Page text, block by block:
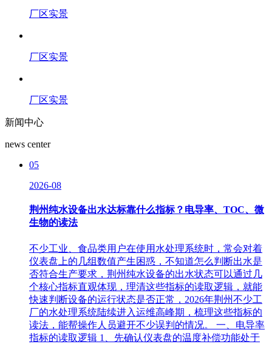
厂区实景
厂区实景
厂区实景
新闻中心
news center
05
2026-08
荆州纯水设备出水达标靠什么指标？电导率、TOC、微
生物的读法
不少工业、食品类用户在使用水处理系统时，常会对着
仪表盘上的几组数值产生困惑，不知道怎么判断出水是
否符合生产要求，荆州纯水设备的出水状态可以通过几
个核心指标直观体现，理清这些指标的读取逻辑，就能
快速判断设备的运行状态是否正常，2026年荆州不少工
厂的水处理系统陆续进入运维高峰期，梳理这些指标的
读法，能帮操作人员避开不少误判的情况。 一、电导率
指标的读取逻辑 1、先确认仪表盘的温度补偿功能处于